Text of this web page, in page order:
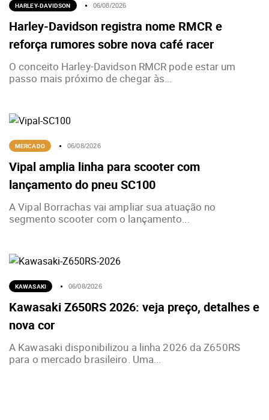
HARLEY-DAVIDSON 06/08/2026
Harley-Davidson registra nome RMCR e
reforça rumores sobre nova café racer
O conceito Harley-Davidson RMCR pode estar um
passo mais próximo de chegar às...
MERCADO 06/08/2026
Vipal amplia linha para scooter com
lançamento do pneu SC100
A Vipal Borrachas vai ampliar sua atuação no
segmento scooter com o lançamento...
KAWASAKI 06/08/2026
Kawasaki Z650RS 2026: veja preço, detalhes e
nova cor
A Kawasaki disponibilizou a linha 2026 da Z650RS
para o mercado brasileiro. Uma...